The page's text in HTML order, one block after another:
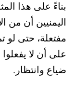
بناءً على هذا
اليمنيين أن من
مفتعلة، حتى لو
على أن لا
ضياع وانتظار.